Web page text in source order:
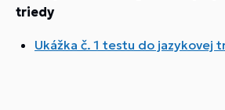
triedy
Ukážka č. 1 testu do jazykovej